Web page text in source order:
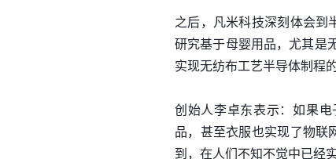
之后，凡米科技深刻体会到
研究基于母婴用品，尤其是
实现无纺布工艺半导体制程
创始人李卓东表示：如果
品，甚至衣服也实现了物联
到，在人们不知不觉中已经